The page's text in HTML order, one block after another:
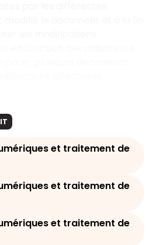
et traitement de
et traitement de
et traitement de